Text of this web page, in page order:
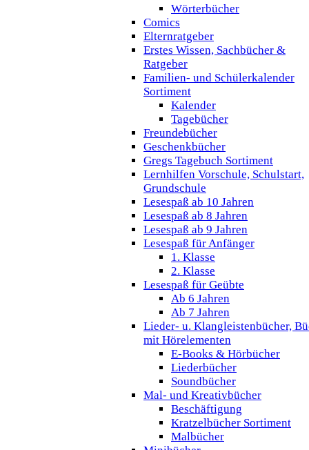
Wörterbücher
Comics
Elternratgeber
Erstes Wissen, Sachbücher &
Ratgeber
Familien- und Schülerkalender
Sortiment
Kalender
Tagebücher
Freundebücher
Geschenkbücher
Gregs Tagebuch Sortiment
Lernhilfen Vorschule, Schulstart,
Grundschule
Lesespaß ab 10 Jahren
Lesespaß ab 8 Jahren
Lesespaß ab 9 Jahren
Lesespaß für Anfänger
1. Klasse
2. Klasse
Lesespaß für Geübte
Ab 6 Jahren
Ab 7 Jahren
Lieder- u. Klangleistenbücher,
mit Hörelementen
E-Books & Hörbücher
Liederbücher
Soundbücher
Mal- und Kreativbücher
Beschäftigung
Kratzelbücher Sortiment
Malbücher